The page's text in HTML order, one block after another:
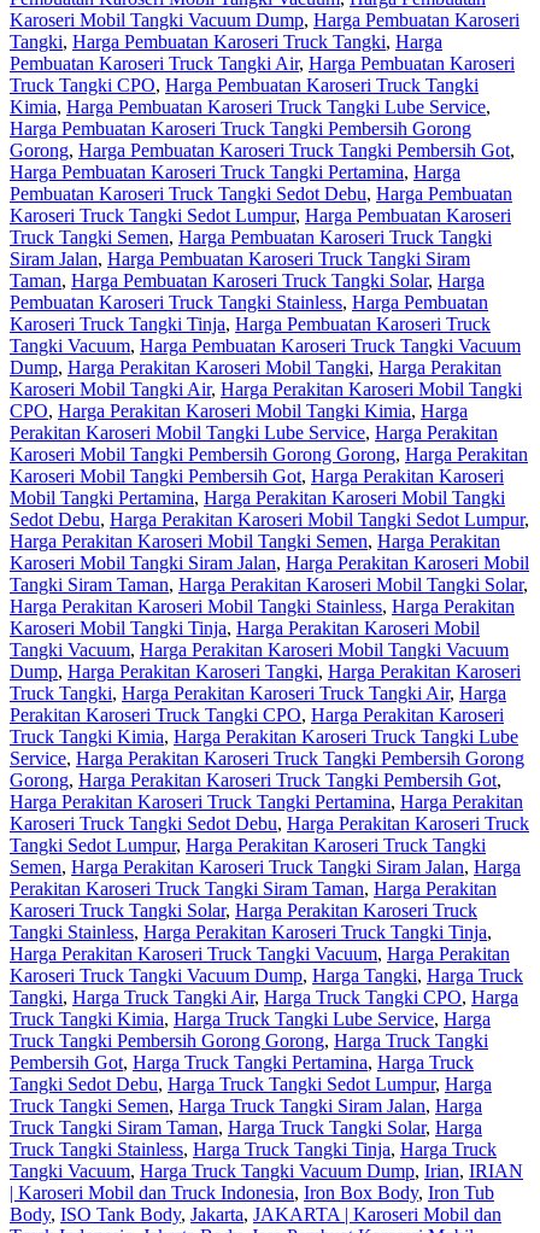
Karoseri Mobil Tangki Vacuum Dump, Harga Pembuatan Karoseri
Tangki, Harga Pembuatan Karoseri Truck Tangki, Harga
Pembuatan Karoseri Truck Tangki Air, Harga Pembuatan Karoseri
Truck Tangki CPO, Harga Pembuatan Karoseri Truck Tangki
Kimia, Harga Pembuatan Karoseri Truck Tangki Lube Service,
Harga Pembuatan Karoseri Truck Tangki Pembersih Gorong
Gorong, Harga Pembuatan Karoseri Truck Tangki Pembersih Got,
Harga Pembuatan Karoseri Truck Tangki Pertamina, Harga
Pembuatan Karoseri Truck Tangki Sedot Debu, Harga Pembuatan
Karoseri Truck Tangki Sedot Lumpur, Harga Pembuatan Karoseri
Truck Tangki Semen, Harga Pembuatan Karoseri Truck Tangki
Siram Jalan, Harga Pembuatan Karoseri Truck Tangki Siram
Taman, Harga Pembuatan Karoseri Truck Tangki Solar, Harga
Pembuatan Karoseri Truck Tangki Stainless, Harga Pembuatan
Karoseri Truck Tangki Tinja, Harga Pembuatan Karoseri Truck
Tangki Vacuum, Harga Pembuatan Karoseri Truck Tangki Vacuum
Dump, Harga Perakitan Karoseri Mobil Tangki, Harga Perakitan
Karoseri Mobil Tangki Air, Harga Perakitan Karoseri Mobil Tangki
CPO, Harga Perakitan Karoseri Mobil Tangki Kimia, Harga
Perakitan Karoseri Mobil Tangki Lube Service, Harga Perakitan
Karoseri Mobil Tangki Pembersih Gorong Gorong, Harga Perakitan
Karoseri Mobil Tangki Pembersih Got, Harga Perakitan Karoseri
Mobil Tangki Pertamina, Harga Perakitan Karoseri Mobil Tangki
Sedot Debu, Harga Perakitan Karoseri Mobil Tangki Sedot Lumpur,
Harga Perakitan Karoseri Mobil Tangki Semen, Harga Perakitan
Karoseri Mobil Tangki Siram Jalan, Harga Perakitan Karoseri Mobil
Tangki Siram Taman, Harga Perakitan Karoseri Mobil Tangki Solar,
Harga Perakitan Karoseri Mobil Tangki Stainless, Harga Perakitan
Karoseri Mobil Tangki Tinja, Harga Perakitan Karoseri Mobil
Tangki Vacuum, Harga Perakitan Karoseri Mobil Tangki Vacuum
Dump, Harga Perakitan Karoseri Tangki, Harga Perakitan Karoseri
Truck Tangki, Harga Perakitan Karoseri Truck Tangki Air, Harga
Perakitan Karoseri Truck Tangki CPO, Harga Perakitan Karoseri
Truck Tangki Kimia, Harga Perakitan Karoseri Truck Tangki Lube
Service, Harga Perakitan Karoseri Truck Tangki Pembersih Gorong
Gorong, Harga Perakitan Karoseri Truck Tangki Pembersih Got,
Harga Perakitan Karoseri Truck Tangki Pertamina, Harga Perakitan
Karoseri Truck Tangki Sedot Debu, Harga Perakitan Karoseri Truck
Tangki Sedot Lumpur, Harga Perakitan Karoseri Truck Tangki
Semen, Harga Perakitan Karoseri Truck Tangki Siram Jalan, Harga
Perakitan Karoseri Truck Tangki Siram Taman, Harga Perakitan
Karoseri Truck Tangki Solar, Harga Perakitan Karoseri Truck
Tangki Stainless, Harga Perakitan Karoseri Truck Tangki Tinja,
Harga Perakitan Karoseri Truck Tangki Vacuum, Harga Perakitan
Karoseri Truck Tangki Vacuum Dump, Harga Tangki, Harga Truck
Tangki, Harga Truck Tangki Air, Harga Truck Tangki CPO, Harga
Truck Tangki Kimia, Harga Truck Tangki Lube Service, Harga
Truck Tangki Pembersih Gorong Gorong, Harga Truck Tangki
Pembersih Got, Harga Truck Tangki Pertamina, Harga Truck
Tangki Sedot Debu, Harga Truck Tangki Sedot Lumpur, Harga
Truck Tangki Semen, Harga Truck Tangki Siram Jalan, Harga
Truck Tangki Siram Taman, Harga Truck Tangki Solar, Harga
Truck Tangki Stainless, Harga Truck Tangki Tinja, Harga Truck
Tangki Vacuum, Harga Truck Tangki Vacuum Dump, Irian, IRIAN
| Karoseri Mobil dan Truck Indonesia, Iron Box Body, Iron Tub
Body, ISO Tank Body, Jakarta, JAKARTA | Karoseri Mobil dan